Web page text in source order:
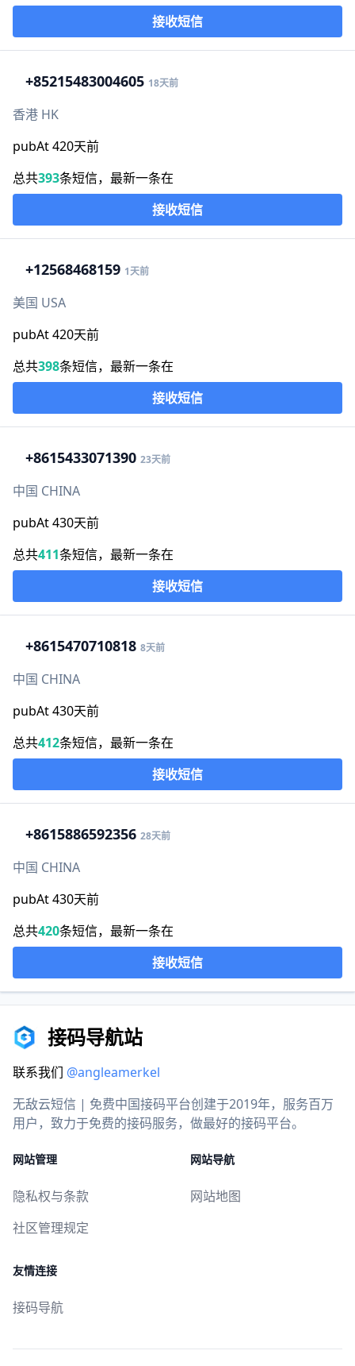
接收短信
+85215483004605 18天前
香港 HK
pubAt 420天前
总共393条短信，最新一条在
接收短信
+12568468159 1天前
美国 USA
pubAt 420天前
总共398条短信，最新一条在
接收短信
+8615433071390 23天前
中国 CHINA
pubAt 430天前
总共411条短信，最新一条在
接收短信
+8615470710818 8天前
中国 CHINA
pubAt 430天前
总共412条短信，最新一条在
接收短信
+8615886592356 28天前
中国 CHINA
pubAt 430天前
总共420条短信，最新一条在
接收短信
接码导航站
联系我们 @angleamerkel
无敌云短信 | 免费中国接码平台创建于2019年，服务百万
用户，致力于免费的接码服务，做最好的接码平台。
网站管理
隐私权与条款
社区管理规定
网站导航
网站地图
友情连接
接码导航